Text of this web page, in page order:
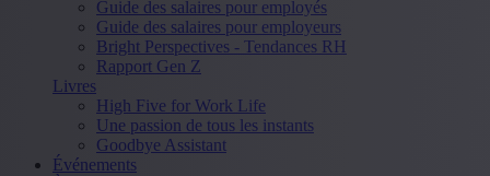
Guide des salaires pour employés
Guide des salaires pour employeurs
Bright Perspectives - Tendances RH
Rapport Gen Z
Livres
High Five for Work Life
Une passion de tous les instants
Goodbye Assistant
Événements